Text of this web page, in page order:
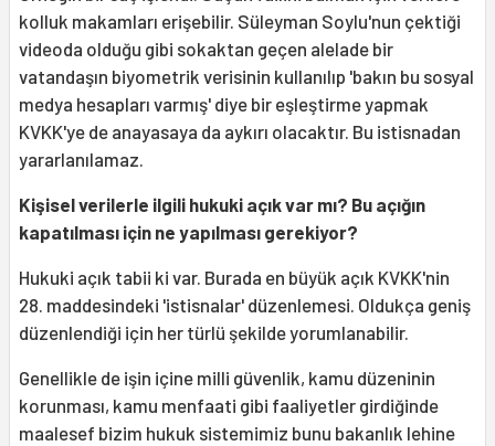
kolluk makamları erişebilir. Süleyman Soylu'nun çektiği
videoda olduğu gibi sokaktan geçen alelade bir
vatandaşın biyometrik verisinin kullanılıp 'bakın bu sosyal
medya hesapları varmış' diye bir eşleştirme yapmak
KVKK'ye de anayasaya da aykırı olacaktır. Bu istisnadan
yararlanılamaz.
Kişisel verilerle ilgili hukuki açık var mı? Bu açığın
kapatılması için ne yapılması gerekiyor?
Hukuki açık tabii ki var. Burada en büyük açık KVKK'nin
28. maddesindeki 'istisnalar' düzenlemesi. Oldukça geniş
düzenlendiği için her türlü şekilde yorumlanabilir.
Genellikle de işin içine milli güvenlik, kamu düzeninin
korunması, kamu menfaati gibi faaliyetler girdiğinde
maalesef bizim hukuk sistemimiz bunu bakanlık lehine